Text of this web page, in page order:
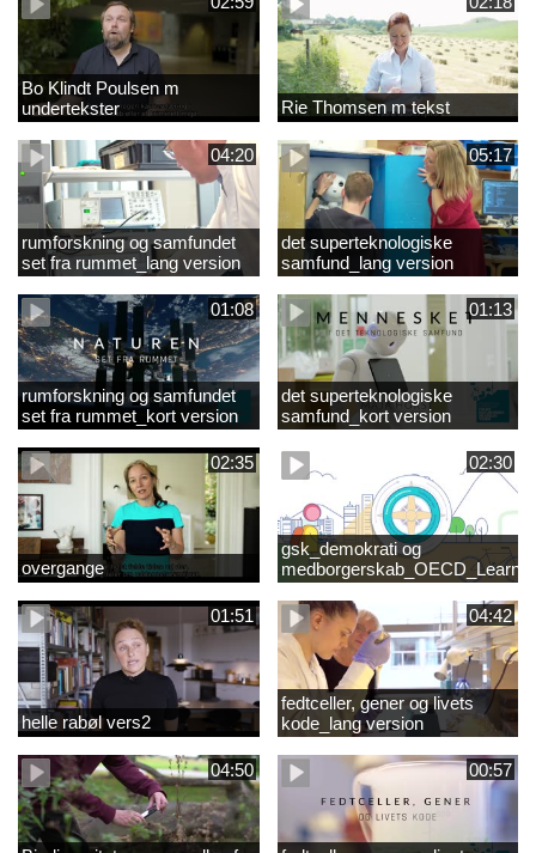
Bo Klindt Poulsen m
undertekster
Rie Thomsen m tekst
04:20
rumforskning og samfundet
set fra rummet_lang version
05:17
det superteknologiske
samfund_lang version
01:08
rumforskning og samfundet
set fra rummet_kort version
01:13
det superteknologiske
samfund_kort version
02:35
overgange
02:30
gsk_demokrati og
Compass 2030
01:51
helle rabøl vers2
04:42
fedtceller, gener og livets
kode_lang version
04:50 00:57